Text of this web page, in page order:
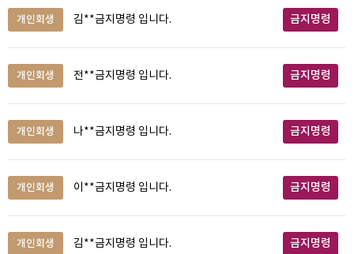
개인회생 김**금지명령 입니다. 금지명령
개인회생 전**금지명령 입니다. 금지명령
개인회생 나**금지명령 입니다. 금지명령
개인회생 이**금지명령 입니다. 금지명령
개인회생 김**금지명령 입니다. 금지명령